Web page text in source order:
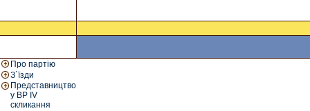
Про партію
З`їзди
Представництво
у ВР IV
скликання